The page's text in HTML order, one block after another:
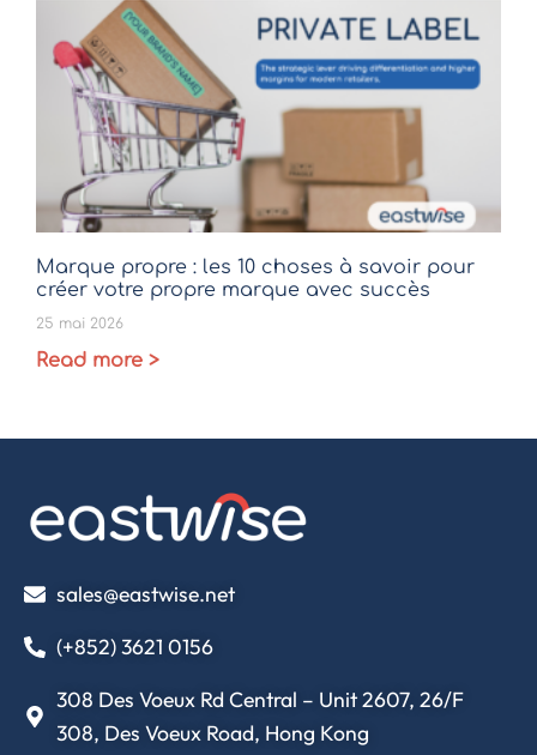
Marque propre : les 10 choses à savoir pour
créer votre propre marque avec succès
25 mai 2026
Read more >
sales@eastwise.net
(+852) 3621 0156
308 Des Voeux Rd Central – Unit 2607, 26/F
308, Des Voeux Road, Hong Kong